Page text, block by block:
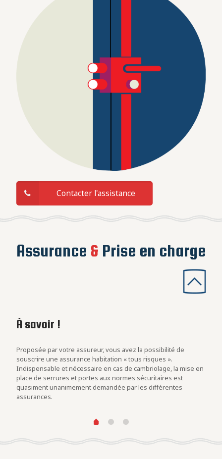
Contacter l'assistance
Assurance & Prise en charge
À savoir !
Proposée par votre assureur, vous avez la possibilité de
souscrire une assurance habitation « tous risques ».
Indispensable et nécessaire en cas de cambriolage, la mise en
place de serrures et portes aux normes sécuritaires est
quasiment unanimement demandée par les différentes
assurances.